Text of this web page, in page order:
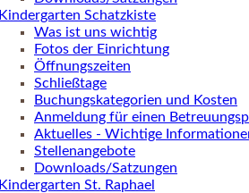
Kindergarten Schatzkiste
Was ist uns wichtig
Fotos der Einrichtung
Öffnungszeiten
Schließtage
Buchungskategorien und Kosten
Anmeldung für einen
Aktuelles - Wichtige
Stellenangebote
Downloads/Satzungen
Kindergarten St. Raphael